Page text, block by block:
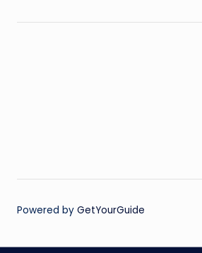
Powered by GetYourGuide